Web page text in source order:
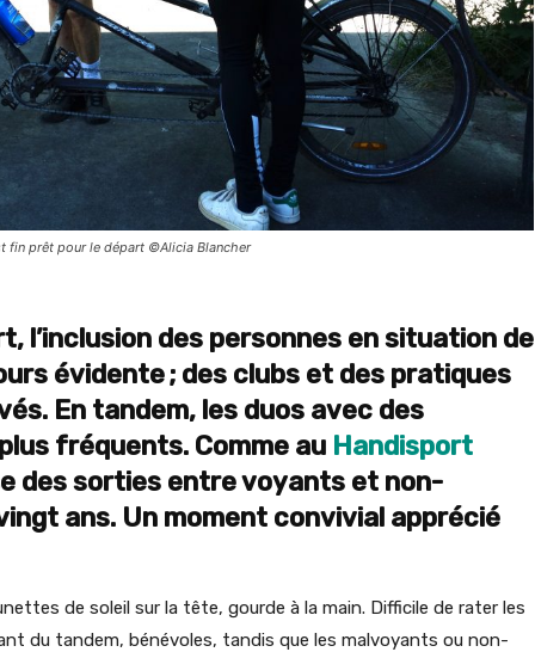
fin prêt pour le départ ©Alicia Blancher
l’inclusion des personnes en situation de
évidente ; des clubs et des pratiques
En tandem, les duos avec des
fréquents. Comme au Handisport
des sorties entre voyants et non-
ans. Un moment convivial apprécié
de soleil sur la tête, gourde à la main. Difficile de rater les
du tandem, bénévoles, tandis que les malvoyants ou non-